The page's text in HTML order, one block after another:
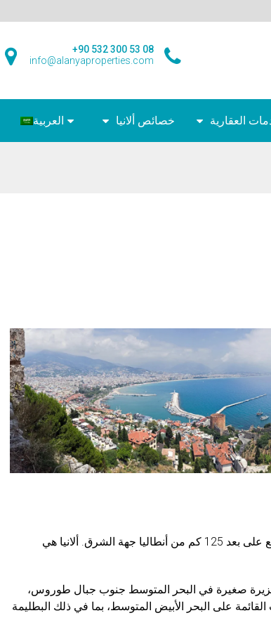
+90 532 300 53 08
info@alanyaproperties.com
العقارية خصائص ألانيا العربية
ألانيا هي منتجع على شاطئ الريفييرا التركية، تقع على بعد 125 كم من أنطاليا جهة الشرق. ألانيا هي
صغيرة في البحر المتوسط جنوب جبال طوروس،
القائمة على البحر الأبيض المتوسط، بما في ذلك البطليمة